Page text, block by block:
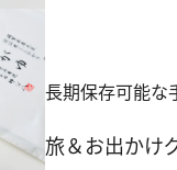
長期保存可能な
旅＆お出かけ